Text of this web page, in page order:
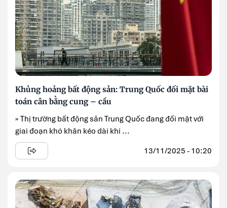
Khủng hoảng bất động sản: Trung Quốc đối mặt bài
toán cân bằng cung – cầu
» Thị trường bất động sản Trung Quốc đang đối mặt với
giai đoạn khó khăn kéo dài khi ...
13/11/2025 - 10:20